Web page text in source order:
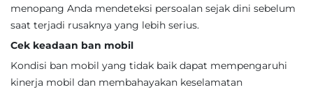
menopang Anda mendeteksi persoalan sejak dini sebelum
saat terjadi rusaknya yang lebih serius.
Cek keadaan ban mobil
Kondisi ban mobil yang tidak baik dapat mempengaruhi
kinerja mobil dan membahayakan keselamatan